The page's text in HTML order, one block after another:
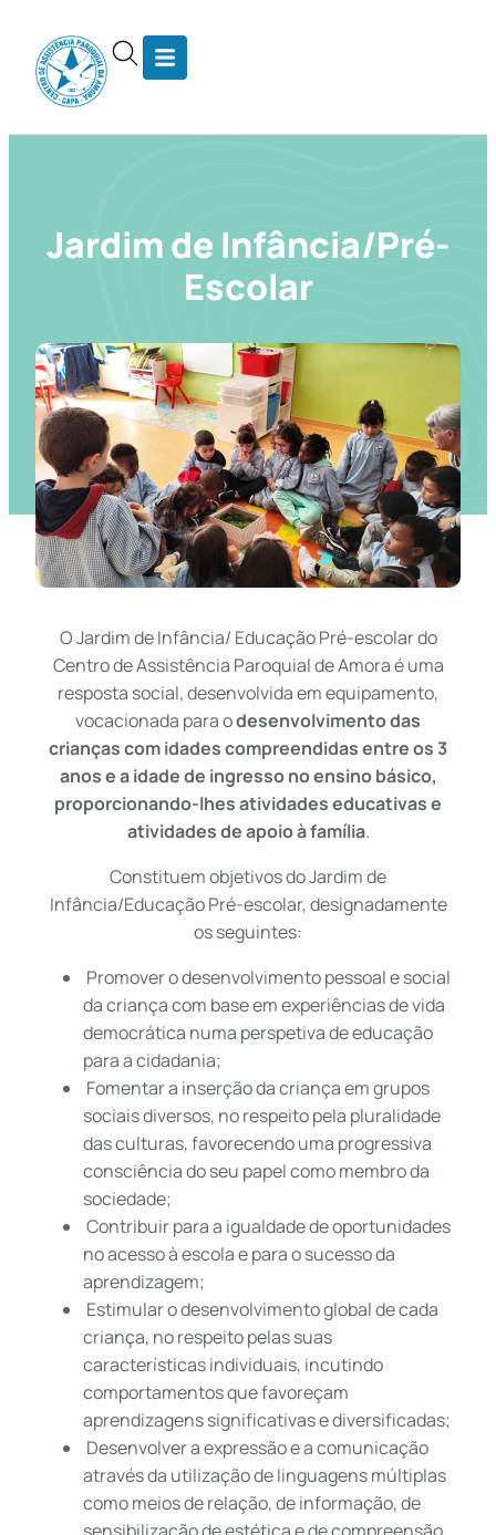
Jardim de Infância/Pré-
Escolar
O Jardim de Infância/ Educação Pré-escolar do
Centro de Assistência Paroquial de Amora é uma
resposta social, desenvolvida em equipamento,
vocacionada para odesenvolvimento das
crianças com idades compreendidas entre os 3
anos e a idade de ingresso no ensino básico,
proporcionando-lhes atividades educativas e
atividades de apoio à família.
Constituem objetivos do Jardim de
Infância/Educação Pré-escolar, designadamente
os seguintes:
Promover o desenvolvimento pessoal e social
da criança com base em experiências de vida
democrática numa perspetiva de educação
para a cidadania;
Fomentar a inserção da criança em grupos
sociais diversos, no respeito pela pluralidade
das culturas, favorecendo uma progressiva
consciência do seu papel como membro da
sociedade;
Contribuir para a igualdade de oportunidades
no acesso à escola e para o sucesso da
aprendizagem;
Estimular o desenvolvimento global de cada
criança, no respeito pelas suas
características individuais, incutindo
comportamentos que favoreçam
aprendizagens significativas e diversificadas;
Desenvolver a expressão e a comunicação
através da utilização de linguagens múltiplas
como meios de relação, de informação, de